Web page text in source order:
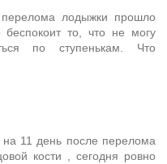
перелома лодыжки прошло
то, что не могу
по ступенькам. Что
11 день после перелома
кости , сегодня ровно